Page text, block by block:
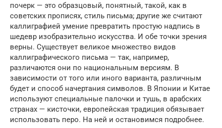
почерк — это образцовый, понятный, такой, как в
советских прописях, стиль письма; другие же считают
каллиграфией умение превратить простую надпись в
шедевр изобразительно искусства. И обе точки зрения
верны. Существует великое множество видов
каллиграфического письма — так, например,
различаются они по национальным версиям. В
зависимости от того или иного варианта, различным
будет и способ начертания символов. В Японии и Китае
используют специальные палочки и тушь, в арабских
странах — кисточки, европейская традиция обязывает
использовать перо. На ней и остановимся подробнее.